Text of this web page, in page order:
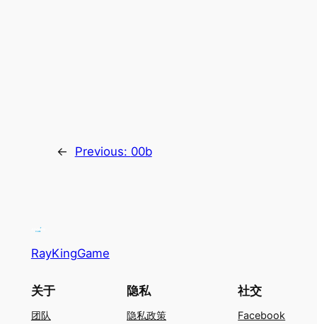
← Previous: 00b
RayKingGame
关于
团队
隐私
隐私政策
社交
Facebook